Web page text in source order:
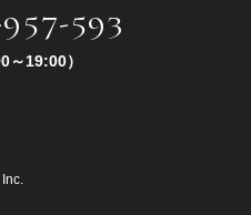
593
～19:00）